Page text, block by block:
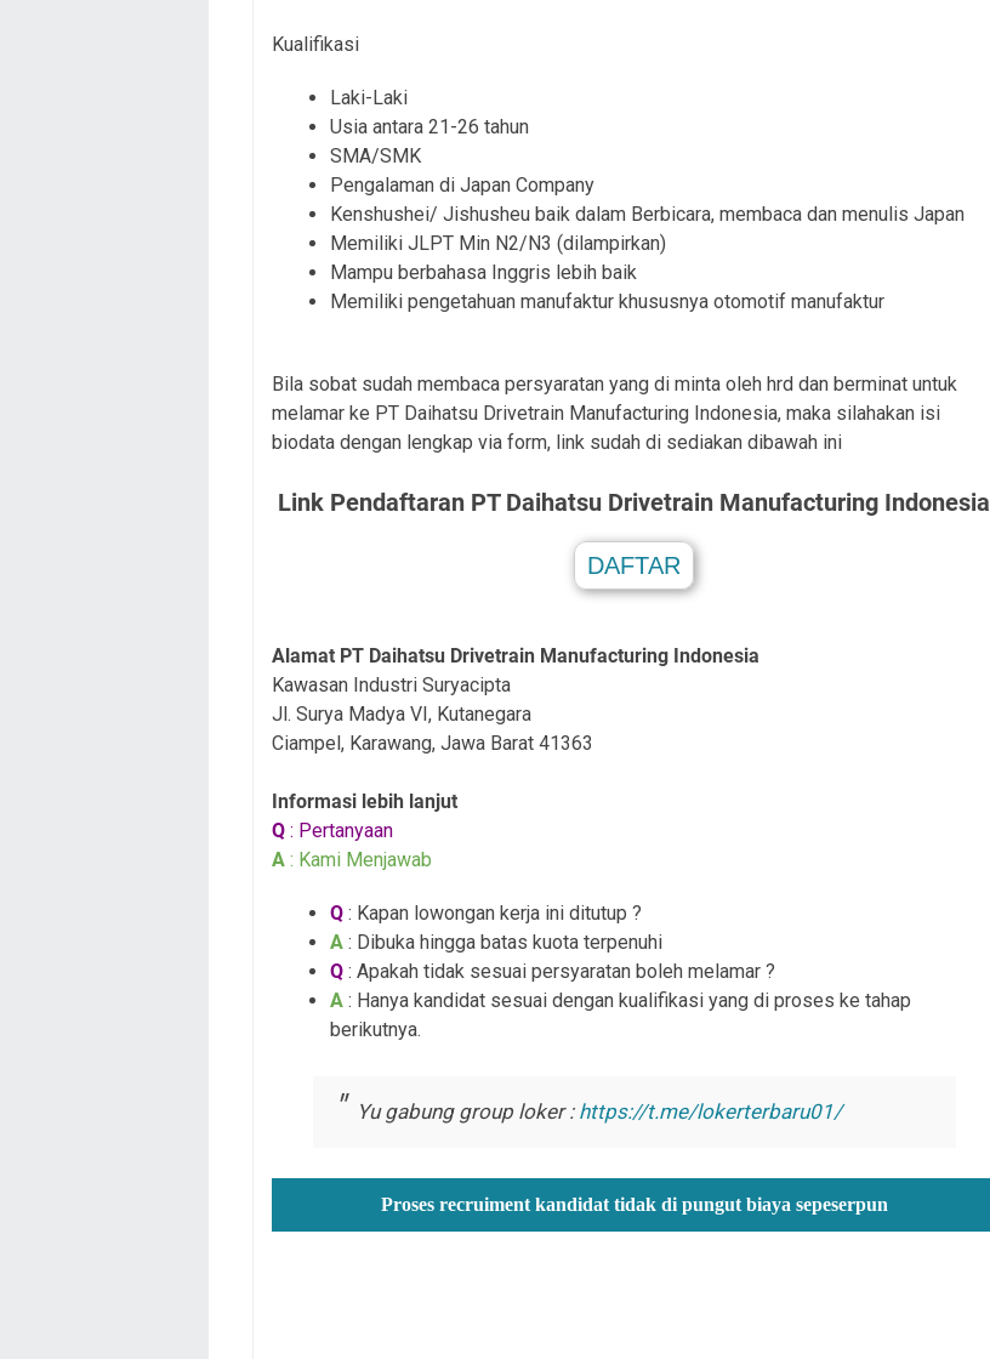
Kualifikasi
Laki-Laki
Usia antara 21-26 tahun
SMA/SMK
Pengalaman di Japan Company
Kenshushei/ Jishusheu baik dalam Berbicara, membaca dan menulis Japan
Memiliki JLPT Min N2/N3 (dilampirkan)
Mampu berbahasa Inggris lebih baik
Memiliki pengetahuan manufaktur khususnya otomotif manufaktur
Bila sobat sudah membaca persyaratan yang di minta oleh hrd dan berminat untuk
melamar ke PT Daihatsu Drivetrain Manufacturing Indonesia, maka silahakan isi
biodata dengan lengkap via form, link sudah di sediakan dibawah ini
Link Pendaftaran PT Daihatsu Drivetrain Manufacturing Indonesia
DAFTAR
.
Alamat PT Daihatsu Drivetrain Manufacturing Indonesia
Kawasan Industri Suryacipta
Jl. Surya Madya VI, Kutanegara
Ciampel, Karawang, Jawa Barat 41363
Informasi lebih lanjut
Q : Pertanyaan
A : Kami Menjawab
Q : Kapan lowongan kerja ini ditutup ?
A : Dibuka hingga batas kuota terpenuhi
Q : Apakah tidak sesuai persyaratan boleh melamar ?
A : Hanya kandidat sesuai dengan kualifikasi yang di proses ke tahap
berikutnya.
Yu gabung group loker : https://t.me/lokerterbaru01/
Proses recruiment kandidat tidak di pungut biaya sepeserpun